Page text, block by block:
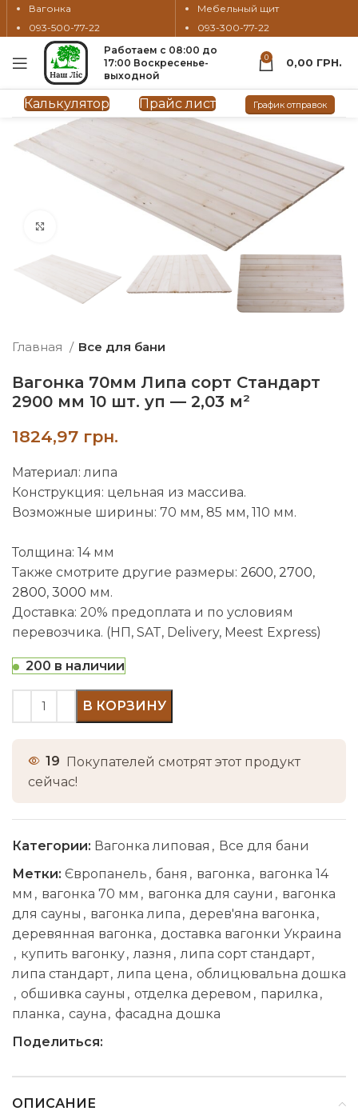
Вагонка
093-500-77-22
Мебельный щит
093-300-77-22
Работаем с 08:00 до
17:00 Воскресенье-
выходной
0 0,00 ГРН.
Калькулятор Прайс лист График отправок
нажмите, чтобы увеличить
Главная Все для бани
Вагонка 70мм Липа сорт Стандарт
2900 мм 10 шт. уп — 2,03 м²
грн.
Материал: липа
Конструкция: цельная из массива.
Возможные ширины: 70 мм, 85 мм, 110 мм.
Толщина: 14 мм
Также смотрите другие размеры: 2600, 2700,
2800, 3000 мм.
Доставка: 20% предоплата и по условиям
перевозчика. (НП, SAT, Delivery, Meest Express)
200 в наличии
В КОРЗИНУ
19 Покупателей смотрят этот продукт
сейчас!
Категории: Вагонка липовая , Все для бани
Метки: Європанель , баня , вагонка , вагонка 14
мм , вагонка 70 мм , вагонка для сауни , вагонка
для сауны , вагонка липа , дерев'яна вагонка ,
деревянная вагонка , доставка вагонки Украина
, купить вагонку, лазня , липа сорт стандарт,
липа стандарт, липа цена , облицювальна дошка
, обшивка сауны , отделка деревом , парилка ,
планка , сауна , фасадна дошка
Поделиться:
ОПИСАНИЕ